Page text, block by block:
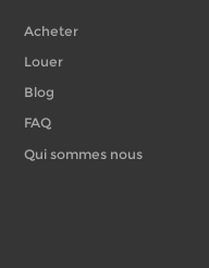
Acheter
Louer
Blog
FAQ
Qui sommes nous